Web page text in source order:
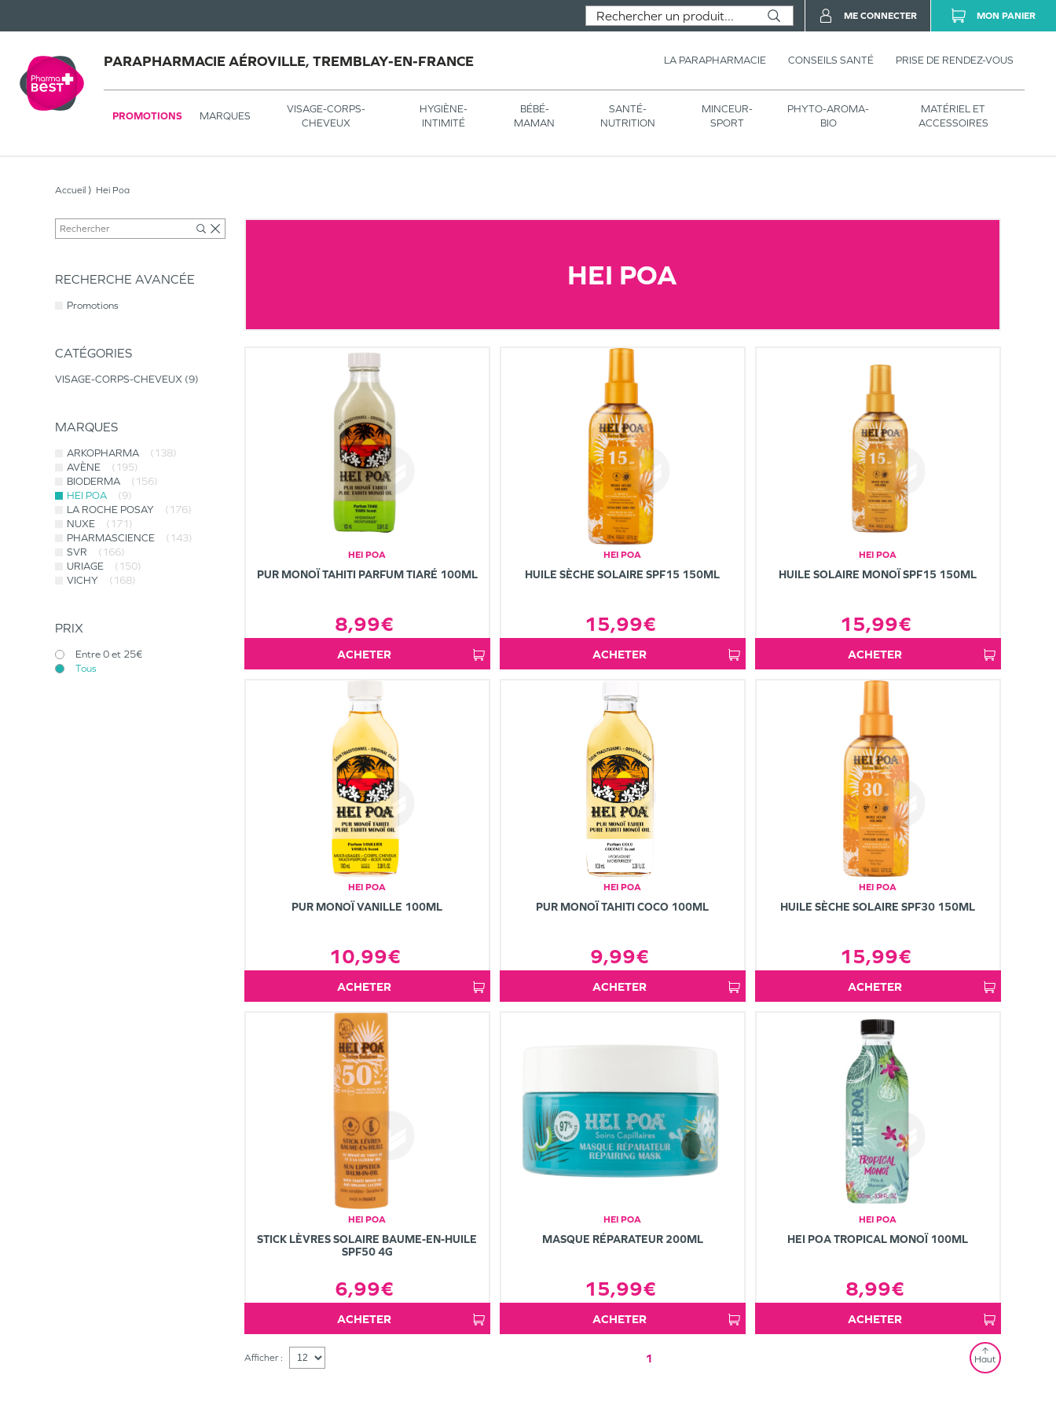
PARAPHARMACIE AÉROVILLE, TREMBLAY-EN-FRANCE LA PARAPHARMACIE CONSEILS SANTÉ PRISE DE RENDEZ-VOUS
PROMOTIONS MARQUES
VISAGE-CORPS-
CHEVEUX
HYGIÈNE-
INTIMITÉ
BÉBÉ-
MAMAN
SANTÉ-
NUTRITION
MINCEUR-
SPORT
PHYTO-AROMA-
BIO
MATÉRIEL ET
ACCESSOIRES
ME CONNECTER MON PANIER
Accueil Hei Poa
RECHERCHE AVANCÉE
Promotions
CATÉGORIES
VISAGE-CORPS-CHEVEUX 9
MARQUES
ARKOPHARMA
(138)
AVÈNE
(195)
BIODERMA
(156)
HEI POA
(9)
LA ROCHE POSAY
(176)
NUXE
(171)
PHARMASCIENCE
(143)
SVR
(166)
URIAGE
(150)
VICHY
(168)
PRIX
Entre 0 et 25€
Tous
HEI POA
HEI POA
PUR MONOÏ TAHITI PARFUM TIARÉ 100ML
8,99€
ACHETER
HEI POA
HUILE SÈCHE SOLAIRE SPF15 150ML
15,99€
ACHETER
HEI POA
HUILE SOLAIRE MONOÏ SPF15 150ML
15,99€
ACHETER
HEI POA
PUR MONOÏ VANILLE 100ML
10,99€
ACHETER
HEI POA
PUR MONOÏ TAHITI COCO 100ML
9,99€
ACHETER
HEI POA
HUILE SÈCHE SOLAIRE SPF30 150ML
15,99€
ACHETER
HEI POA
STICK LÈVRES SOLAIRE BAUME-EN-HUILE
SPF50 4G
6,99€
ACHETER
HEI POA
MASQUE RÉPARATEUR 200ML
15,99€
ACHETER
HEI POA
HEI POA TROPICAL MONOÏ 100ML
8,99€
ACHETER
Afficher : 1 Haut